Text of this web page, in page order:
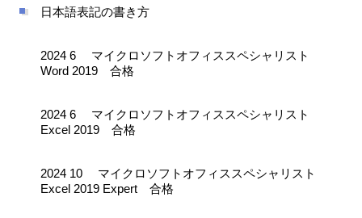
日本語表記の書き方
2024 6 マイクロソフトオフィススペシャリスト
Word 2019 合格
2024 6 マイクロソフトオフィススペシャリスト
Excel 2019 合格
2024 10 マイクロソフトオフィススペシャリスト
Excel 2019 Expert 合格